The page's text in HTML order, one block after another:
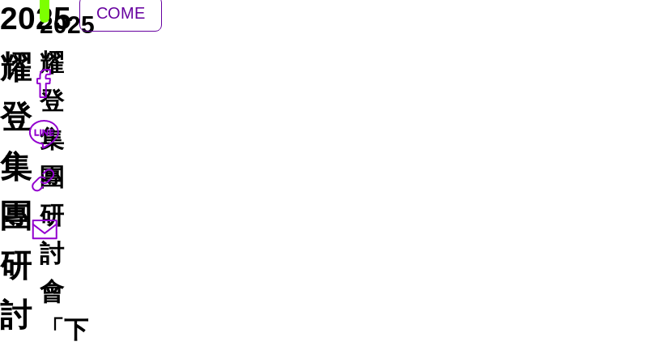
2025
耀
登
集
團
研
討
2025
耀
登
集
團
研
討
會
「下
COME
BACK